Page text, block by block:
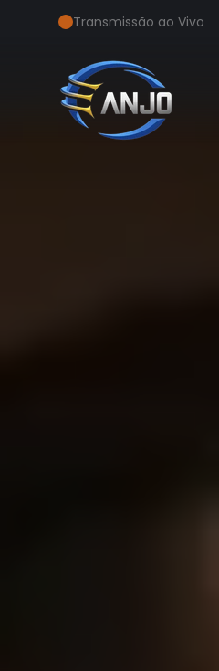
Transmissão ao Vivo